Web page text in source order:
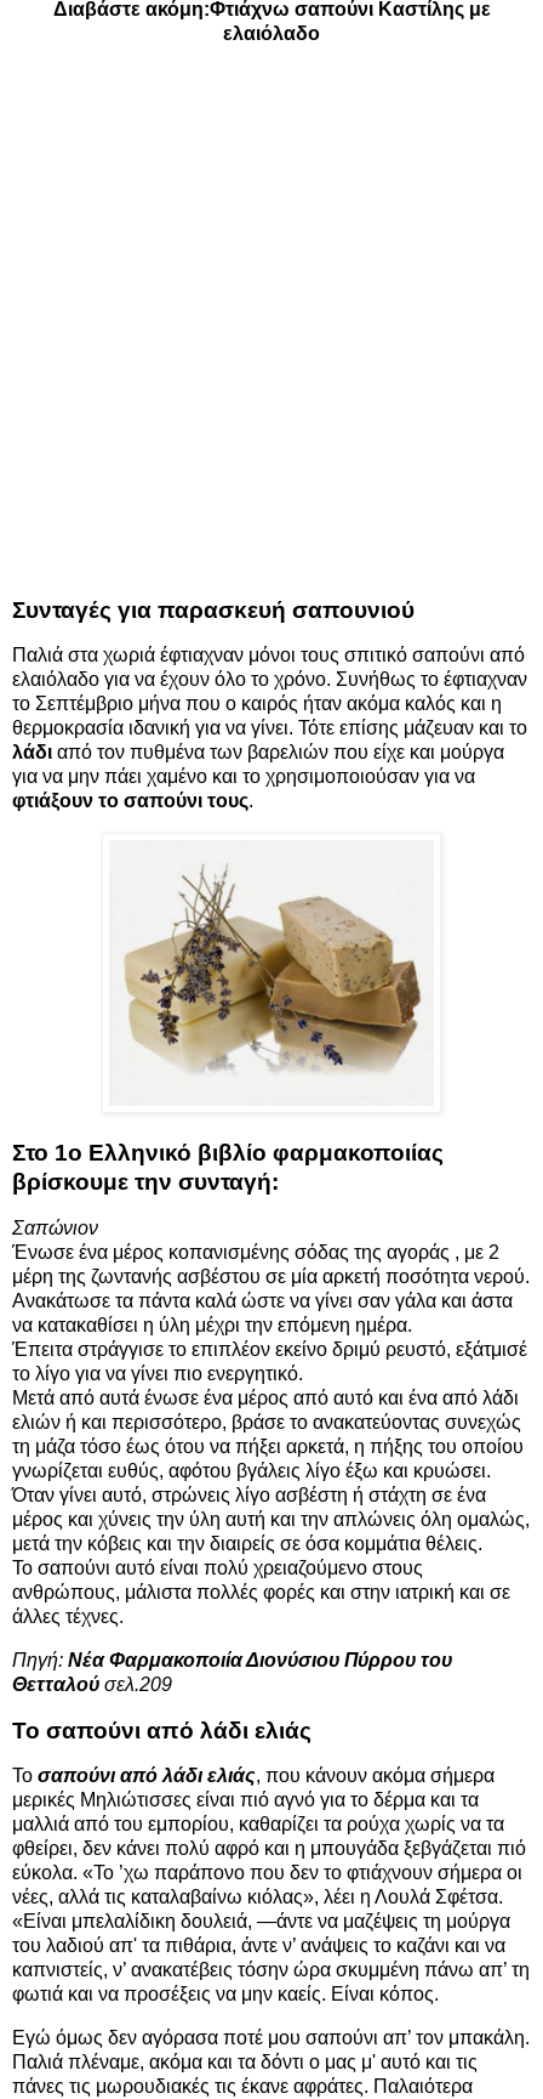
Διαβάστε ακόμη:Φτιάχνω σαπούνι Καστίλης με
ελαιόλαδο
Συνταγές για παρασκευή σαπουνιού
Παλιά στα χωριά έφτιαχναν μόνοι τους σπιτικό σαπούνι από
ελαιόλαδο για να έχουν όλο το χρόνο. Συνήθως το έφτιαχναν
το Σεπτέμβριο μήνα που ο καιρός ήταν ακόμα καλός και η
θερμοκρασία ιδανική για να γίνει. Τότε επίσης μάζευαν και το
λάδι από τον πυθμένα των βαρελιών που είχε και μούργα
για να μην πάει χαμένο και το χρησιμοποιούσαν για να
φτιάξουν το σαπούνι τους.
Στο 1ο Ελληνικό βιβλίο φαρμακοποιίας
βρίσκουμε την συνταγή:
Σαπώνιον
Ένωσε ένα μέρος κοπανισμένης σόδας της αγοράς , με 2
μέρη της ζωντανής ασβέστου σε μία αρκετή ποσότητα νερού.
Ανακάτωσε τα πάντα καλά ώστε να γίνει σαν γάλα και άστα
να κατακαθίσει η ύλη μέχρι την επόμενη ημέρα.
Έπειτα στράγγισε το επιπλέον εκείνο δριμύ ρευστό, εξάτμισέ
το λίγο για να γίνει πιο ενεργητικό.
Μετά από αυτά ένωσε ένα μέρος από αυτό και ένα από λάδι
ελιών ή και περισσότερο, βράσε το ανακατεύοντας συνεχώς
τη μάζα τόσο έως ότου να πήξει αρκετά, η πήξης του οποίου
γνωρίζεται ευθύς, αφότου βγάλεις λίγο έξω και κρυώσει.
Όταν γίνει αυτό, στρώνεις λίγο ασβέστη ή στάχτη σε ένα
μέρος και χύνεις την ύλη αυτή και την απλώνεις όλη ομαλώς,
μετά την κόβεις και την διαιρείς σε όσα κομμάτια θέλεις.
Το σαπούνι αυτό είναι πολύ χρειαζούμενο στους
ανθρώπους, μάλιστα πολλές φορές και στην ιατρική και σε
άλλες τέχνες.
Πηγή: Νέα Φαρμακοποιία Διονύσιου Πύρρου του
Θετταλού σελ.209
Το σαπούνι από λάδι ελιάς
Το σαπούνι από λάδι ελιάς, που κάνουν ακόμα σήμερα
μερικές Μηλιώτισσες είναι πιό αγνό για το δέρμα και τα
μαλλιά από του εμπορίου, καθαρίζει τα ρούχα χωρίς να τα
φθείρει, δεν κάνει πολύ αφρό και η μπουγάδα ξεβγάζεται πιό
εύκολα. «Το ’χω παράπονο που δεν το φτιάχνουν σήμερα οι
νέες, αλλά τις καταλαβαίνω κιόλας», λέει η Λουλά Σφέτσα.
«Είναι μπελαλίδικη δουλειά, —άντε να μαζέψεις τη μούργα
του λαδιού απ' τα πιθάρια, άντε ν’ ανάψεις το καζάνι και να
καπνιστείς, ν’ ανακατέβεις τόσην ώρα σκυμμένη πάνω απ’ τη
φωτιά και να προσέξεις να μην καείς. Είναι κόπος.
Εγώ όμως δεν αγόρασα ποτέ μου σαπούνι απ’ τον μπακάλη.
Παλιά πλέναμε, ακόμα και τα δόντι ο μας μ' αυτό και τις
πάνες τις μωρουδιακές τις έκανε αφράτες. Παλαιότερα